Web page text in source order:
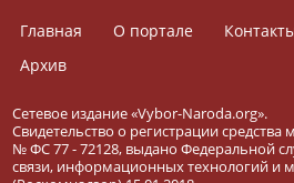
Главная О портале
Архив
Сетевое издание «Vybor-Naroda.org».
Свидетельство о регистрации
№ ФС 77 - 72128, выдано Федеральной
связи, информационных технологий и